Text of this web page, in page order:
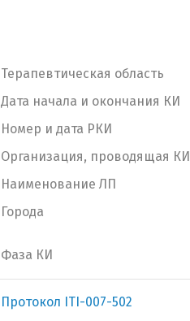
Терапевтическая область
Дата начала и окончания КИ
Номер и дата РКИ
Организация, проводящая КИ
Наименование ЛП
Города
Фаза КИ
Протокол ITI-007-502